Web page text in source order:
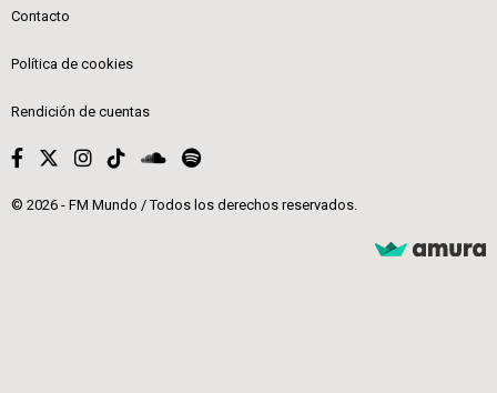
Contacto
Política de cookies
Rendición de cuentas
© 2026 - FM Mundo / Todos los derechos reservados.